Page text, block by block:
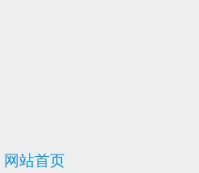
网站首页